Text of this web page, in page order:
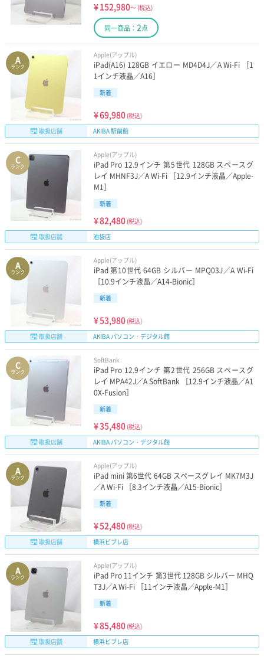
¥152,980～ (税込)
同一商品： 2点
A
ランク
Apple(アップル)
iPad(A16) 128GB イエロー MD4D4J／A Wi-Fi ［1
1インチ液晶／A16］
新着
¥69,980 (税込)
取扱店舗
AKIBA 駅前館
C
ランク
Apple(アップル)
iPad Pro 12.9インチ 第5世代 128GB スペースグ
レイ MHNF3J／A Wi-Fi ［12.9インチ液晶／Apple-
M1］
新着
¥82,480 (税込)
取扱店舗
池袋店
A
ランク
Apple(アップル)
iPad 第10世代 64GB シルバー MPQ03J／A Wi-Fi
［10.9インチ液晶／A14-Bionic］
新着
¥53,980 (税込)
取扱店舗
AKIBA パソコン・デジタル館
C
ランク
SoftBank
iPad Pro 12.9インチ 第2世代 256GB スペースグ
レイ MPA42J／A SoftBank ［12.9インチ液晶／A1
0X-Fusion］
新着
¥35,480 (税込)
取扱店舗
AKIBA パソコン・デジタル館
A
ランク
Apple(アップル)
iPad mini 第6世代 64GB スペースグレイ MK7M3J
／A Wi-Fi ［8.3インチ液晶／A15-Bionic］
新着
¥52,480 (税込)
取扱店舗
横浜ビブレ店
A
ランク
Apple(アップル)
iPad Pro 11インチ 第3世代 128GB シルバー MHQ
T3J／A Wi-Fi ［11インチ液晶／Apple-M1］
新着
¥85,480 (税込)
取扱店舗
横浜ビブレ店